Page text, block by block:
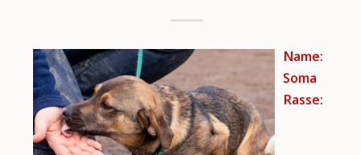
Name:
Soma
Rasse: